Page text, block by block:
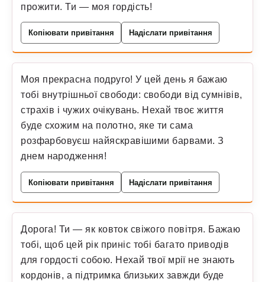
прожити. Ти — моя гордість!
Копіювати привітання Надіслати привітання
Моя прекрасна подруго! У цей день я бажаю
тобі внутрішньої свободи: свободи від сумнівів,
страхів і чужих очікувань. Нехай твоє життя
буде схожим на полотно, яке ти сама
розфарбовуєш найяскравішими барвами. З
днем народження!
Копіювати привітання Надіслати привітання
Дорога! Ти — як ковток свіжого повітря. Бажаю
тобі, щоб цей рік приніс тобі багато приводів
для гордості собою. Нехай твої мрії не знають
кордонів, а підтримка близьких завжди буде